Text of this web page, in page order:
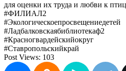
для оценки их труда и любви к
#ФИЛИАЛ2
#Экологическоепросвещениедетей
#Ладбалковскаябиблиотекаф2
#Красногвардейскийокруг
#Ставропольскийкрай
Post Views: 103